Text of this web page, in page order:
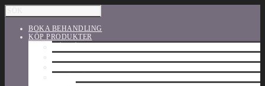
BOKA BEHANDLING
KÖP PRODUKTER